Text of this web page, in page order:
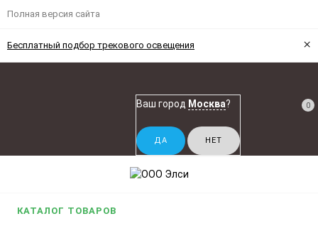
Полная версия сайта
Бесплатный подбор трекового освещения ×
Ваш город Москва? 0
КАТАЛОГ ТОВАРОВ